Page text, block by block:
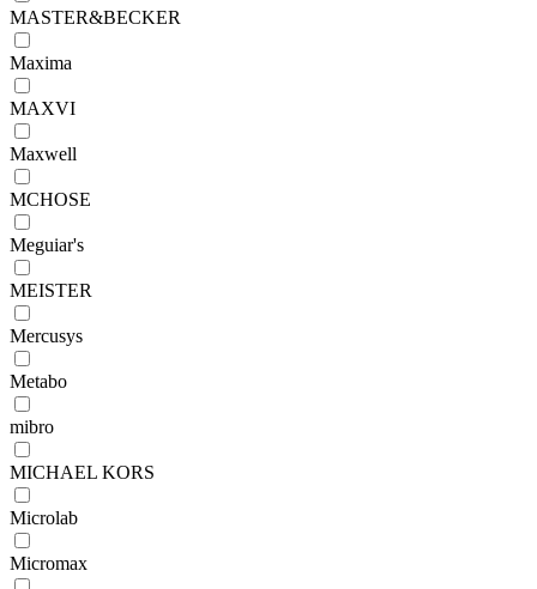
MASTER&BECKER
Maxima
MAXVI
Maxwell
MCHOSE
Meguiar's
MEISTER
Mercusys
Metabo
mibro
MICHAEL KORS
Microlab
Micromax